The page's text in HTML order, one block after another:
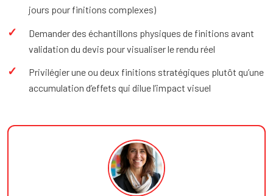
jours pour finitions complexes)
Demander des échantillons physiques de finitions avant
validation du devis pour visualiser le rendu réel
Privilégier une ou deux finitions stratégiques plutôt qu’une
accumulation d’effets qui dilue l’impact visuel